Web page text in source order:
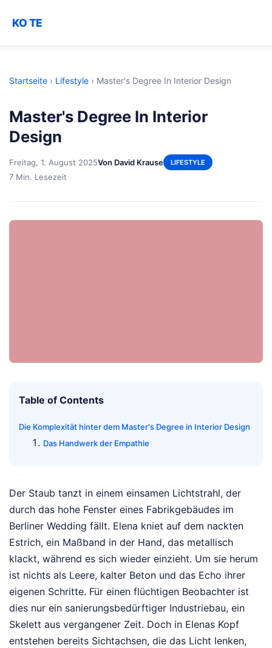
KO TE
Startseite › Lifestyle › Master's Degree In Interior Design
Master's Degree In Interior
Design
Freitag, 1. August 2025Von David Krause LIFESTYLE
7 Min. Lesezeit
Table of Contents
Die Komplexität hinter dem Master's Degree in Interior Design
Das Handwerk der Empathie
Der Staub tanzt in einem einsamen Lichtstrahl, der
durch das hohe Fenster eines Fabrikgebäudes im
Berliner Wedding fällt. Elena kniet auf dem nackten
Estrich, ein Maßband in der Hand, das metallisch
klackt, während es sich wieder einzieht. Um sie herum
ist nichts als Leere, kalter Beton und das Echo ihrer
eigenen Schritte. Für einen flüchtigen Beobachter ist
dies nur ein sanierungsbedürftiger Industriebau, ein
Skelett aus vergangener Zeit. Doch in Elenas Kopf
entstehen bereits Sichtachsen, die das Licht lenken,